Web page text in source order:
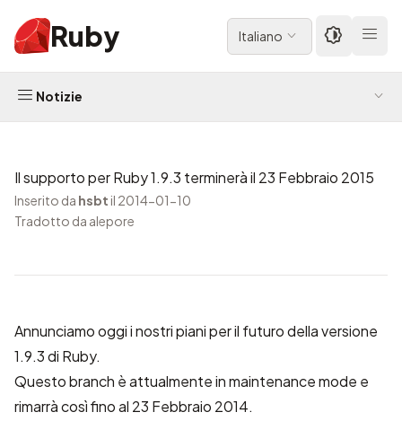
Ruby Italiano
Notizie
Il supporto per Ruby 1.9.3 terminerà il 23 Febbraio 2015
Inserito da hsbt il 2014-01-10
Tradotto da alepore
Annunciamo oggi i nostri piani per il futuro della versione
1.9.3 di Ruby.
Questo branch è attualmente in maintenance mode e
rimarrà così fino al 23 Febbraio 2014.